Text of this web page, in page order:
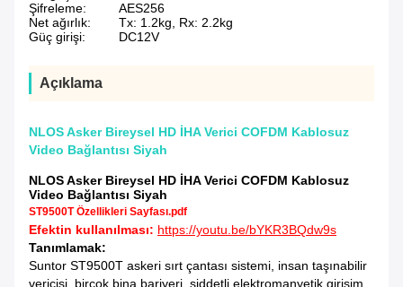
Şifreleme:
AES256
Net ağırlık:
Tx: 1.2kg, Rx: 2.2kg
Güç girişi:
DC12V
Açıklama
NLOS Asker Bireysel HD İHA Verici COFDM Kablosuz
Video Bağlantısı Siyah
NLOS Asker Bireysel HD İHA Verici COFDM Kablosuz
Video Bağlantısı Siyah
ST9500T Özellikleri Sayfası.pdf
Efektin kullanılması: https://youtu.be/bYKR3BQdw9s
Tanımlamak:
Suntor ST9500T askeri sırt çantası sistemi, insan taşınabilir
vericisi, birçok bina bariyeri, şiddetli elektromanyetik girişim,